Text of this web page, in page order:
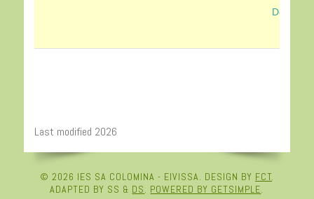
Detalle
Last modified 2026
© 2026 IES SA COLOMINA - EIVISSA. DESIGN BY FCT.
ADAPTED BY SS & DS. POWERED BY GETSIMPLE.